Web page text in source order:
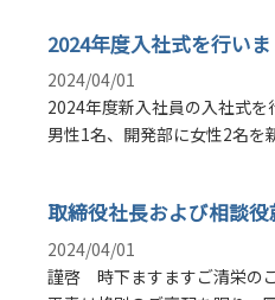
2024年度入社式を行い
2024/04/01
2024年度新入社員の入社式
男性1名、開発部に女性2名を
取締役社長および相談
2024/04/01
謹啓 時下ますますご清栄の